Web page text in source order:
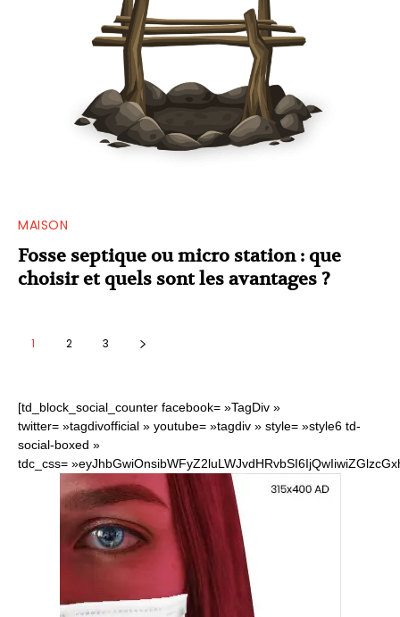
MAISON
Fosse septique ou micro station : que
choisir et quels sont les avantages ?
1 2 3
[td_block_social_counter facebook= »TagDiv »
twitter= »tagdivofficial » youtube= »tagdiv » style= »style6 td-
social-boxed »
tdc_css=